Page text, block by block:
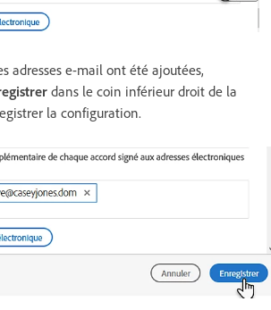
adresses e-mail ont été ajoutées,
dans le coin inférieur droit de la
la configuration.